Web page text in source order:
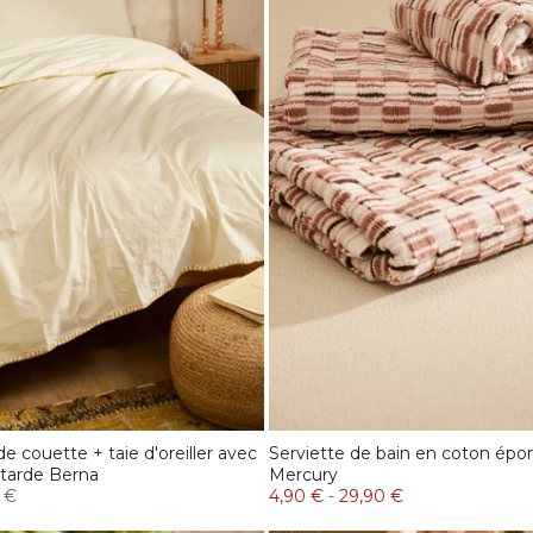
couette + taie d'oreiller avec
Berna
€
Serviette de bain en coton
Mercury
4,90 € - 29,90 €